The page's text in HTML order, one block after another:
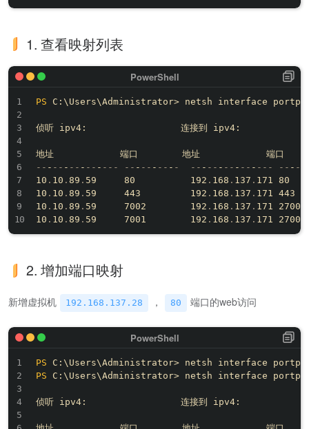
1. 查看映射列表
PS C:\Users\Administrator> netsh interface
侦听 ipv4:                 连接到 ipv4:
-- - -- - -- - -- - -- - -- - -- - -- - - -- - -- - -- - -- - -- - -- - --
10 . 10 . 89 . 59     80          192 . 168 . 137 . 171 80
10 . 10 . 89 . 59     443         192 . 168 . 137 . 171 443
10 . 10 . 89 . 59     7002        192 . 168 . 137 . 171 27002
10 . 10 . 89 . 59     7001        192 . 168 . 137 .
2. 增加端口映射
新增虚拟机 192.168.137.28 ， 80 端口的web访问
PS C:\Users\Administrator> netsh interface
PS C:\Users\Administrator> netsh interface
侦听 ipv4:                 连接到 ipv4: